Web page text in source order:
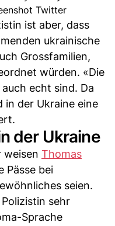
Twitter
ist aber, dass
ukrainische
Grossfamilien,
würden. «Die
echt sind. Da
in der Ukraine eine
der Ukraine
weisen Thomas
Pässe bei
seien.
sehr
Sprache